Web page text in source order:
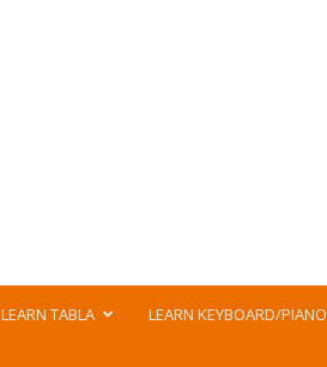
LEARN TABLA LEARN KEYBOARD/PIANO